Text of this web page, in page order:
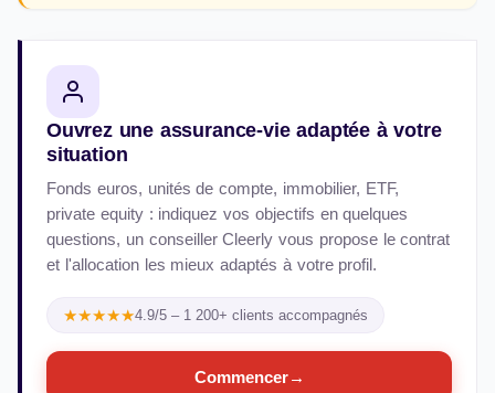
Ouvrez une assurance-vie adaptée à votre
situation
Fonds euros, unités de compte, immobilier, ETF,
private equity : indiquez vos objectifs en quelques
questions, un conseiller Cleerly vous propose le contrat
et l'allocation les mieux adaptés à votre profil.
★★★★★4.9/5 – 1 200+ clients accompagnés
Commencer→